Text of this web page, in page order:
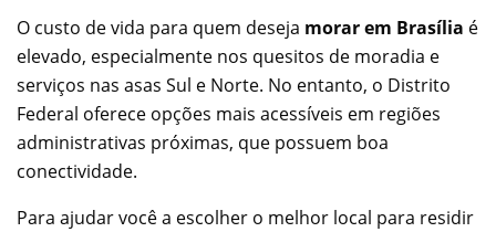
O custo de vida para quem deseja morar em Brasília é
elevado, especialmente nos quesitos de moradia e
serviços nas asas Sul e Norte. No entanto, o Distrito
Federal oferece opções mais acessíveis em regiões
administrativas próximas, que possuem boa
conectividade.
Para ajudar você a escolher o melhor local para residir